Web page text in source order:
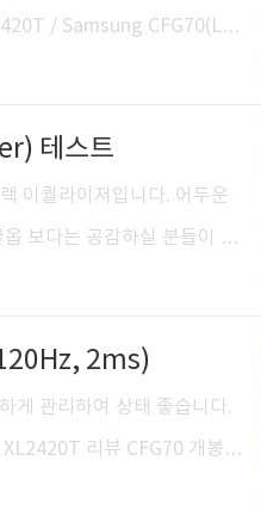
/ Samsung CFG70(LC2
CFG70(VA), C2
CFG70 XL2420T의
..
테스트
이퀄라이저입니다. 어두운
보다는 공감하실 분들이 많
설치했습니다. de_dust2의
들이 개발에 참여했던 만
니터, XL2420T 리뷰 [Sam
2ms)
게 관리하여 상태 좋습니다.
리뷰 CFG70 개봉
때, USB 포트 두개가 좌측